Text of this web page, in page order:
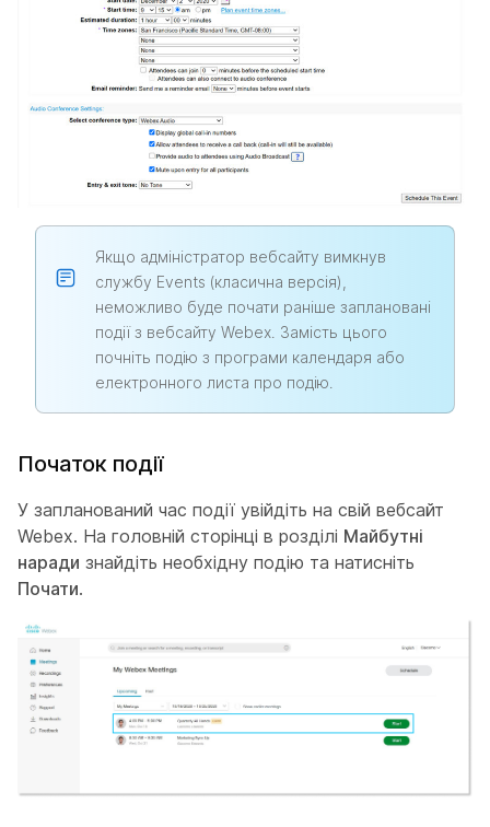
Якщо адміністратор вебсайту вимкнув
службу Events (класична версія),
неможливо буде почати раніше заплановані
події з вебсайту Webex. Замість цього
почніть подію з програми календаря або
електронного листа про подію.
Початок події
У запланований час події увійдіть на свій вебсайт
Webex. На головній сторінці в розділі Майбутні
наради знайдіть необхідну подію та натисніть
Почати.